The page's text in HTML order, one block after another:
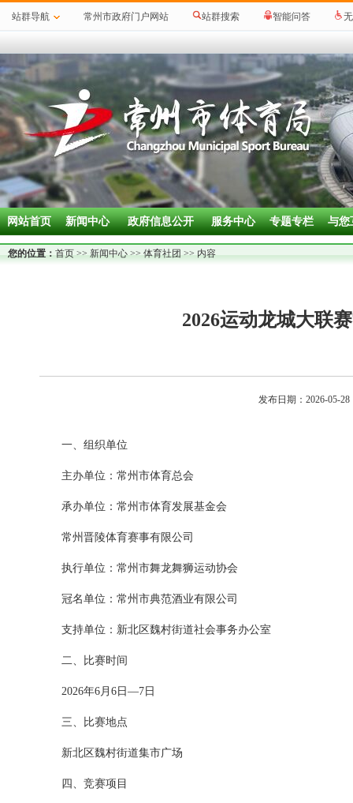
站群导航 常州市政府门户网站 站群搜索 智能问答
网站首页 新闻中心 政府信息公开 服务中心 专题专栏 与您
您的位置： 首页 >> 新闻中心 >> 体育社团 >> 内容
2026运动龙城大联
发布日期：2026-05-
一、组织单位
主办单位：常州市体育总会
承办单位：常州市体育发展基金会
常州晋陵体育赛事有限公司
执行单位：常州市舞龙舞狮运动协会
冠名单位：常州市典范酒业有限公司
支持单位：新北区魏村街道社会事务办公室
二、比赛时间
2026年6月6日—7日
三、比赛地点
新北区魏村街道集市广场
四、竞赛项目